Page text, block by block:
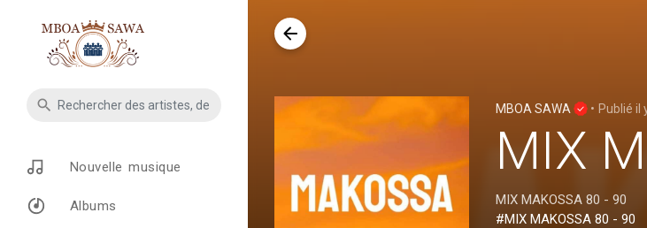
Nouvelle musique
Albums
MBOA SAWA • Publié il
MIX
MIX MAKOSSA 80 - 90
#MIX MAKOSSA 80 - 90